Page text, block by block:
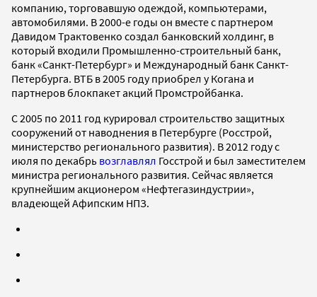
компанию, торговавшую одеждой, компьютерами,
автомобилями. В 2000-е годы он вместе с партнером
Давидом Трактовенко создал банковский холдинг, в
который входили Промышленно-строительный банк,
банк «Санкт-Петербург» и Международный банк Санкт-
Петербурга. ВТБ в 2005 году приобрел у Когана и
партнеров блокпакет акций Промстройбанка.
С 2005 по 2011 год курировал строительство защитных
сооружений от наводнения в Петербурге (Росстрой,
министерство регионального развития). В 2012 году c
июля по декабрь возглавлял Госстрой и был заместителем
министра регионального развития. Сейчас является
крупнейшим акционером «Нефтегазиндустрии»,
владеющей Афипским НПЗ.